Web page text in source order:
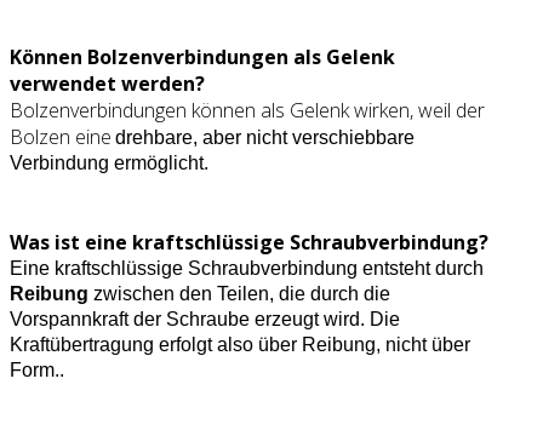
Können Bolzenverbindungen als Gelenk
verwendet werden?
Bolzenverbindungen können als Gelenk wirken, weil der
Bolzen eine drehbare, aber nicht verschiebbare
Verbindung ermöglicht.
Was ist eine kraftschlüssige Schraubverbindung?
Eine kraftschlüssige Schraubverbindung entsteht durch
Reibung zwischen den Teilen, die durch die
Vorspannkraft der Schraube erzeugt wird. Die
Kraftübertragung erfolgt also über Reibung, nicht über
Form..